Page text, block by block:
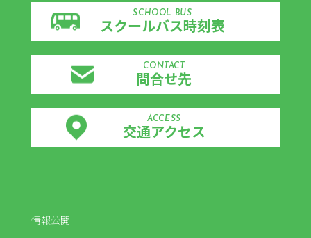
SCHOOL BUS
スクールバス時刻表
CONTACT
問合せ先
ACCESS
交通アクセス
情報公開